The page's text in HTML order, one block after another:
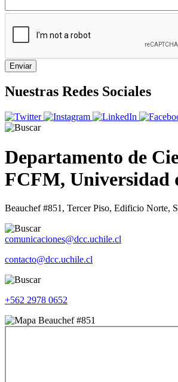
Nuestras Redes Sociales
Departamento de
FCFM, Universidad
Beauchef #851, Tercer Piso, Edificio Norte,
comunicaciones@dcc.uchile.cl
contacto@dcc.uchile.cl
+562 2978 0652